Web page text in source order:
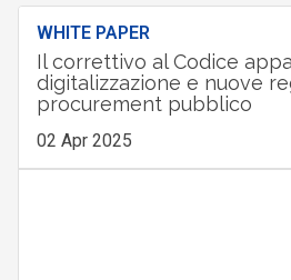
WHITE PAPER
Il correttivo al Codice
digitalizzazione e nuove
procurement pubblico
02 Apr 2025